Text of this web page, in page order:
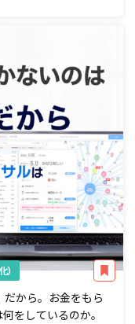
）
から。お金をもら
をしているのか。